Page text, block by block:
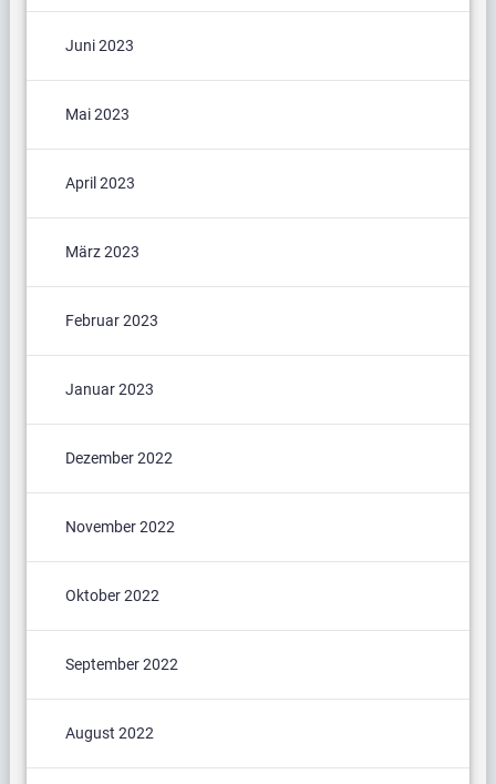
Juni 2023
Mai 2023
April 2023
März 2023
Februar 2023
Januar 2023
Dezember 2022
November 2022
Oktober 2022
September 2022
August 2022